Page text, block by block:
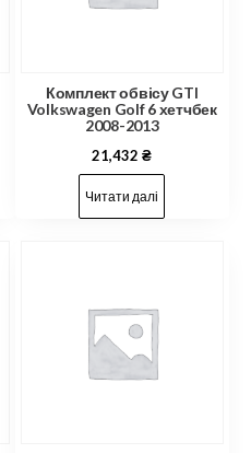
Комплект обвісу GTI
Volkswagen Golf 6 хетчбек
2008-2013
21,432₴
Читати далі